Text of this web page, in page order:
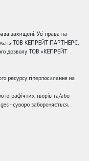
захищені. Усі права на
ТОВ КЕПРЕЙТ ПАРТНЕРС.
дозволу ТОВ «КЕПРЕЙТ
ресурсу гіперпосилання на
творів та/або
- суворо забороняється.